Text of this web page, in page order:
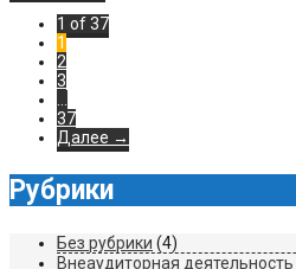
1 of 37
1
2
3
…
37
Далее →
Рубрики
Без рубрики (4)
Внеаудиторная деятельность